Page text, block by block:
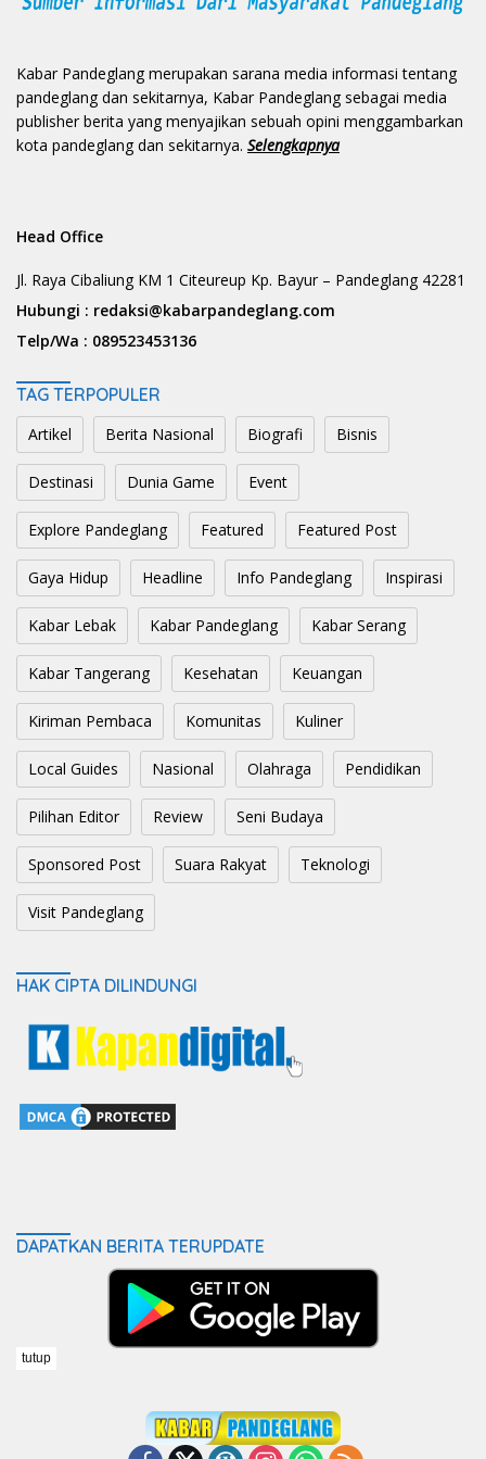
Kabar Pandeglang merupakan sarana media informasi tentang
pandeglang dan sekitarnya, Kabar Pandeglang sebagai media
publisher berita yang menyajikan sebuah opini menggambarkan
kota pandeglang dan sekitarnya. Selengkapnya
Head Office
Jl. Raya Cibaliung KM 1 Citeureup Kp. Bayur – Pandeglang 42281
Hubungi : redaksi@kabarpandeglang.com
Telp/Wa : 089523453136
TAG TERPOPULER
Artikel Berita Nasional Biografi Bisnis
Destinasi Dunia Game Event
Explore Pandeglang Featured Featured Post
Gaya Hidup Headline Info Pandeglang Inspirasi
Kabar Lebak Kabar Pandeglang Kabar Serang
Kabar Tangerang Kesehatan Keuangan
Kiriman Pembaca Komunitas Kuliner
Local Guides Nasional Olahraga Pendidikan
Pilihan Editor Review Seni Budaya
Sponsored Post Suara Rakyat Teknologi
Visit Pandeglang
HAK CIPTA DILINDUNGI
DAPATKAN BERITA TERUPDATE
tutup